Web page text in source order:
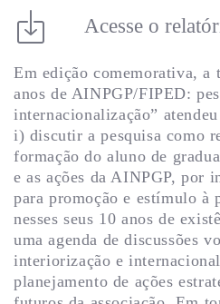
Acesse o
Em edição comemorativa, a
anos de AINPGP/FIPED:
internacionalização”
i) discutir a pesquisa como
formação do aluno de
e as ações da AINPGP, por
para promoção e estímulo à
nesses seus 10 anos de
uma agenda de discussões
interiorização e
planejamento de ações